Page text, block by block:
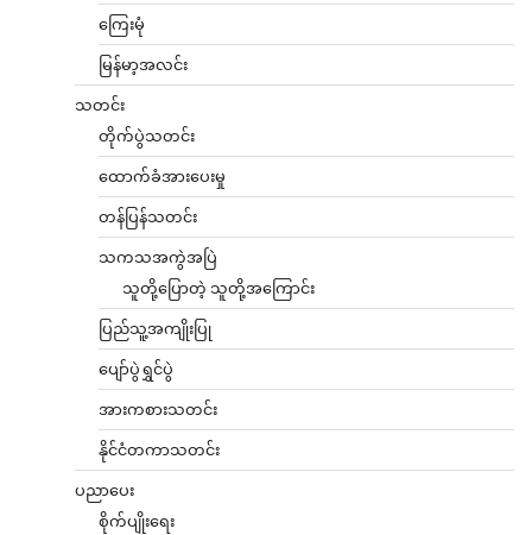
ကြေးမုံ
မြန်မာ့အလင်း
သတင်း
တိုက်ပွဲသတင်း
ထောက်ခံအားပေးမှု
တန်ပြန်သတင်း
သကသအကွဲအပြဲ
သူတို့ပြောတဲ့ သူတို့အကြောင်း
ပြည်သူ့အကျိုးပြု
ပျော်ပွဲရွှင်ပွဲ
အားကစားသတင်း
နိုင်ငံတကာသတင်း
ပညာပေး
စိုက်ပျိုးရေး